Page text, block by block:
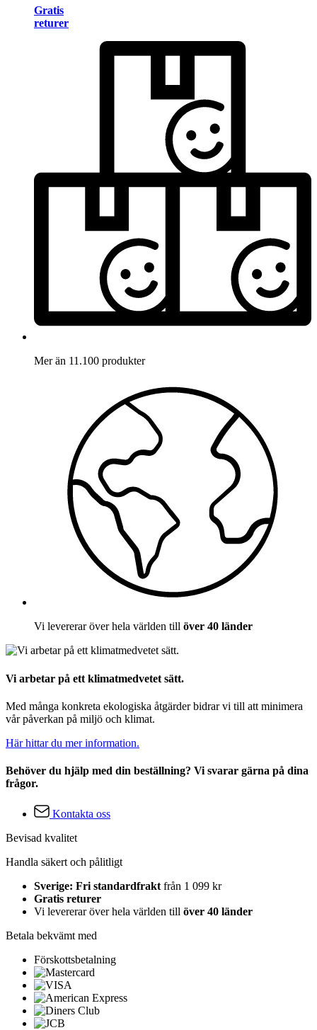
Gratis
returer
Mer än 11.100 produkter
Vi levererar över hela världen till över 40 länder
Vi arbetar på ett klimatmedvetet sätt.
Med många konkreta ekologiska åtgärder bidrar vi till att minimera
vår påverkan på miljö och klimat.
Här hittar du mer information.
Behöver du hjälp med din beställning? Vi svarar gärna på dina
frågor.
Kontakta oss
Bevisad kvalitet
Handla säkert och pålitligt
Sverige: Fri standardfraktfrån 1 099 kr
Gratis returer
Vi levererar över hela världen till över 40 länder
Betala bekvämt med
Förskottsbetalning